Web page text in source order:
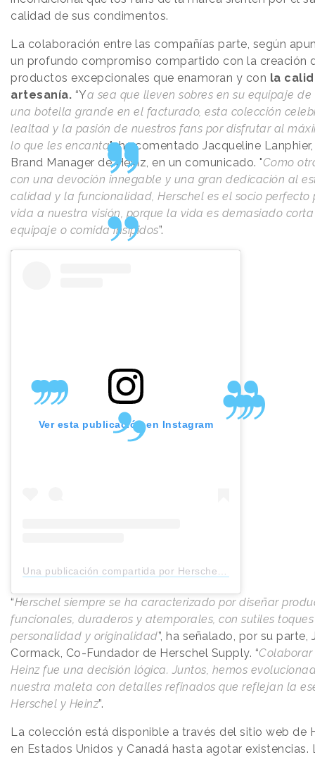
calidad de sus condimentos.
La colaboración entre las compañías parte, según
un profundo compromiso compartido con la creación
productos excepcionales que enamoran y con la
artesanía. “Ya sea que lleven sobres en su equipaje
una botella grande en el facturado, esta colección
lealtad y la pasión de nuestros fans por disfrutar al
lo que les encanta"; ha comentado Jacqueline
Brand Manager de Heinz, en un comunicado. "Como
con una devoción innegable y una gran dedicación al
calidad y la funcionalidad, Herschel es el socio perfecto
vida a nuestra visión, porque la vida es demasiado
equipaje o comida insípidos”.
Ver esta publicación en Instagram
Una publicación compartida por Herschel Supply (@herschelsupply)
“Herschel siempre se ha caracterizado por diseñar
funcionales, duraderos y atemporales, con sutiles
personalidad y originalidad”, ha señalado, por su parte,
Cormack, Co-Fundador de Herschel Supply. “Colaborar
Heinz fue una decisión lógica. Juntos, hemos
nuestra maleta con detalles refinados que reflejan la
Herschel y Heinz”.
La colección está disponible a través del sitio web de
en Estados Unidos y Canadá hasta agotar existencias.